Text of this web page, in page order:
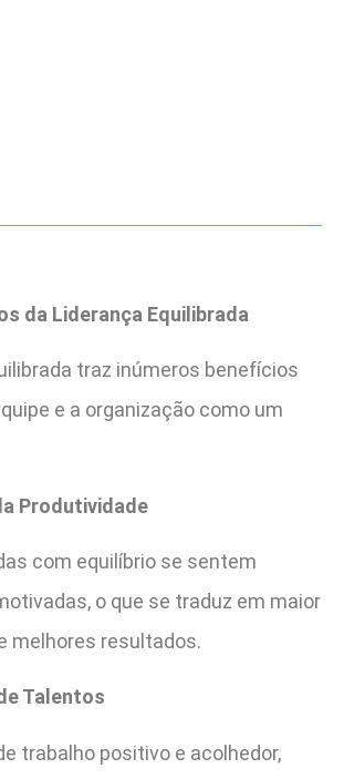
da Liderança Equilibrada
traz inúmeros benefícios
e a organização como um
Produtividade
com equilíbrio se sentem
o que se traduz em maior
melhores resultados.
Talentos
trabalho positivo e acolhedor,